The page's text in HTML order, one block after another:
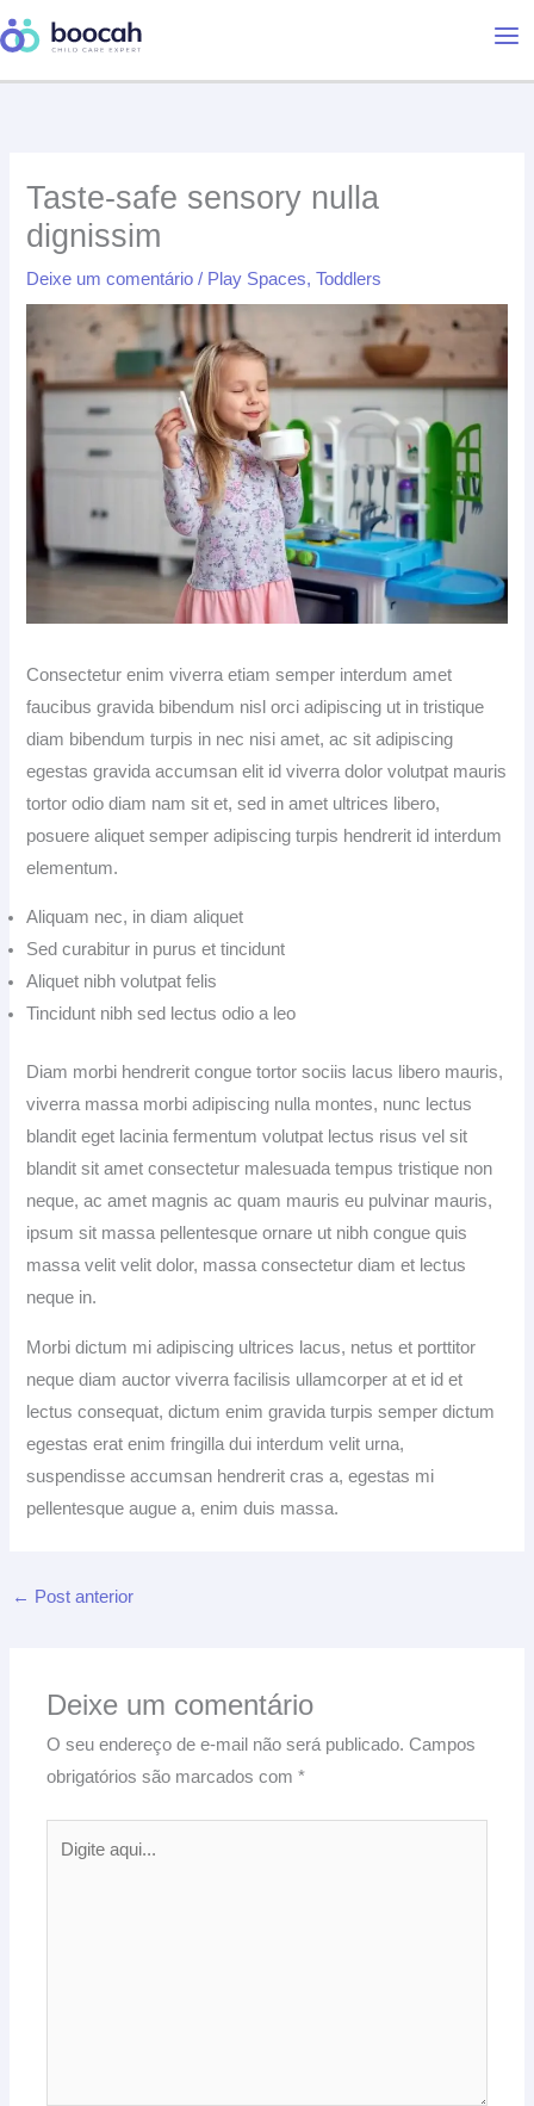
para
o
Taste-safe sensory nulla
dignissim
Deixe um comentário / Play Spaces,Toddlers
Consectetur enim viverra etiam semper interdum amet
faucibus gravida bibendum nisl orci adipiscing ut in tristique
diam bibendum turpis in nec nisi amet, ac sit adipiscing
egestas gravida accumsan elit id viverra dolor volutpat mauris
tortor odio diam nam sit et, sed in amet ultrices libero,
posuere aliquet semper adipiscing turpis hendrerit id interdum
elementum.
Aliquam nec, in diam aliquet
Sed curabitur in purus et tincidunt
Aliquet nibh volutpat felis
Tincidunt nibh sed lectus odio a leo
Diam morbi hendrerit congue tortor sociis lacus libero mauris,
viverra massa morbi adipiscing nulla montes, nunc lectus
blandit eget lacinia fermentum volutpat lectus risus vel sit
blandit sit amet consectetur malesuada tempus tristique non
neque, ac amet magnis ac quam mauris eu pulvinar mauris,
ipsum sit massa pellentesque ornare ut nibh congue quis
massa velit velit dolor, massa consectetur diam et lectus
neque in.
Morbi dictum mi adipiscing ultrices lacus, netus et porttitor
neque diam auctor viverra facilisis ullamcorper at et id et
lectus consequat, dictum enim gravida turpis semper dictum
egestas erat enim fringilla dui interdum velit urna,
suspendisse accumsan hendrerit cras a, egestas mi
pellentesque augue a, enim duis massa.
← Post anterior
Deixe um comentário
O seu endereço de e-mail não será publicado. Campos
obrigatórios são marcados com*